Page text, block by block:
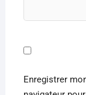
Enregistrer